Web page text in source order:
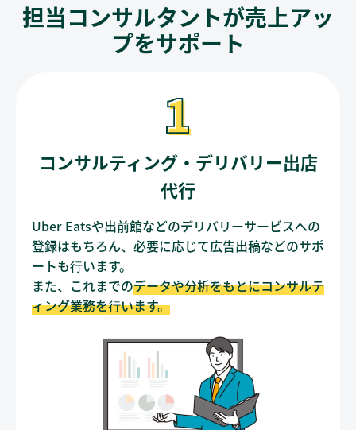
担当コンサルタントが売上アッ
プをサポート
コンサルティング・デリバリー出店
代行
Uber Eatsや出前館などのデリバリーサービスへの
登録はもちろん、必要に応じて広告出稿などのサポ
ートも⾏います。
また、これまでのデータや分析をもとにコンサルテ
ィング業務を⾏います。